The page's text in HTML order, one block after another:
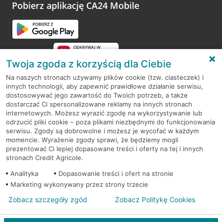
opinie.
Pobierz aplikację CA24 Mobile
RODO
Regulamin serwisu
Mapa serwisu
PolitykaCookies
© 2026 Credit Agricole Bank Polska S.A. Wszelkie prawa zastrzeżone
Twoja zgoda z korzyścią dla Ciebie
Na naszych stronach używamy plików cookie (tzw. ciasteczek) i
innych technologii, aby zapewnić prawidłowe działanie serwisu,
dostosowywać jego zawartość do Twoich potrzeb, a także
dostarczać Ci spersonalizowane reklamy na innych stronach
internetowych. Możesz wyrazić zgodę na wykorzystywanie lub
odrzucić pliki cookie – poza plikami niezbędnymi do funkcjonowania
serwisu. Zgody są dobrowolne i możesz je wycofać w każdym
momencie. Wyrażenie zgody sprawi, że będziemy mogli
prezentować Ci lepiej dopasowane treści i oferty na tej i innych
stronach Credit Agricole.
Analityka
Dopasowanie treści i ofert na stronie
Marketing wykonywany przez strony trzecie
Zobacz szczegóły zgód Zobacz Politykę Cookies